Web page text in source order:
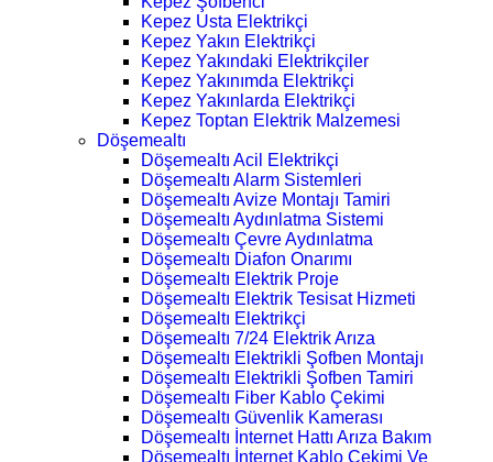
Kepez Usta Elektrikçi
Kepez Yakın Elektrikçi
Kepez Yakındaki Elektrikçiler
Kepez Yakınımda Elektrikçi
Kepez Yakınlarda Elektrikçi
Kepez Toptan Elektrik Malzemesi
Döşemealtı
Döşemealtı Acil Elektrikçi
Döşemealtı Alarm Sistemleri
Döşemealtı Avize Montajı Tamiri
Döşemealtı Aydınlatma Sistemi
Döşemealtı Çevre Aydınlatma
Döşemealtı Diafon Onarımı
Döşemealtı Elektrik Proje
Döşemealtı Elektrik Tesisat Hizmeti
Döşemealtı Elektrikçi
Döşemealtı 7/24 Elektrik Arıza
Döşemealtı Elektrikli Şofben Montajı
Döşemealtı Elektrikli Şofben Tamiri
Döşemealtı Fiber Kablo Çekimi
Döşemealtı Güvenlik Kamerası
Döşemealtı İnternet Hattı Arıza Bakım
Döşemealtı İnternet Kablo Çekimi Ve